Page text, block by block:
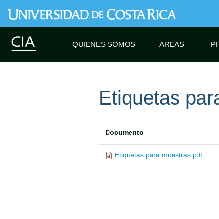
QUIENES SOMOS AREAS
Etiquetas
Documento
Etiquetas para muestras.pdf